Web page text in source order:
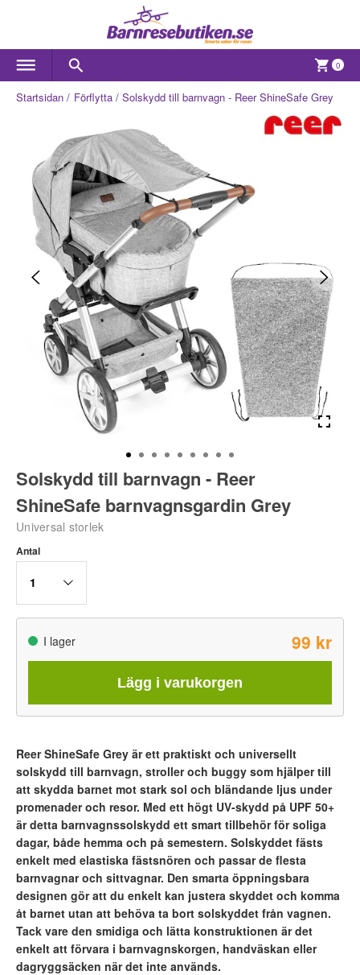
0
Startsidan Förflytta Solskydd till barnvagn - Reer ShineSafe Grey
Solskydd till barnvagn - Reer
ShineSafe barnvagnsgardin Grey
Universal storlek
Antal
1
I lager 99 kr
Lägg i varukorgen
Reer ShineSafe Grey är ett praktiskt och universellt
solskydd till barnvagn, stroller och buggy som hjälper till
att skydda barnet mot stark sol och bländande ljus under
promenader och resor. Med ett högt UV-skydd på UPF 50+
är detta barnvagnssolskydd ett smart tillbehör för soliga
dagar, både hemma och på semestern. Solskyddet fästs
enkelt med elastiska fästsnören och passar de flesta
barnvagnar och sittvagnar. Den smarta öppningsbara
designen gör att du enkelt kan justera skyddet och komma
åt barnet utan att behöva ta bort solskyddet från vagnen.
Tack vare den smidiga och lätta konstruktionen är det
enkelt att förvara i barnvagnskorgen, handväskan eller
dagryggsäcken när det inte används.